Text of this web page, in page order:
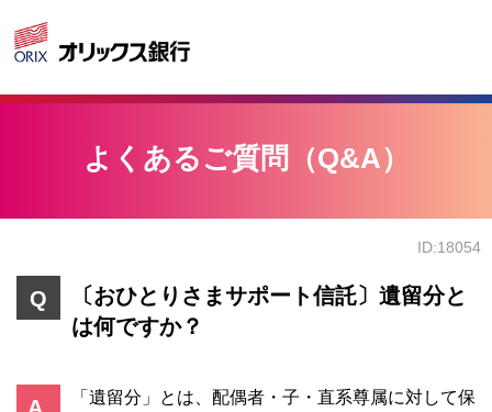
よくあるご質問（Q&A）
ID:18054
〔おひとりさまサポート信託〕遺留分と
は何ですか？
「遺留分」とは、配偶者・子・直系尊属に対して保